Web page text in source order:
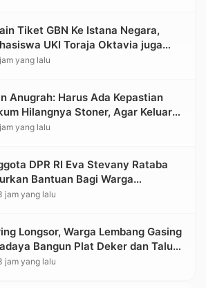
Tiket GBN Ke Istana Negara,
UKI Toraja Oktavia juga
ke Pekan Seni Mahasiswa
yang lalu
Anugrah: Harus Ada Kepastian
Hilangnya Stoner, Agar Keluarga
Larut dalam Trauma dan
yang lalu
DPR RI Eva Stevany Rataba
Bantuan Bagi Warga
Longsor di Buntu Pepasan
jam yang lalu
Longsor, Warga Lembang Gasing
Bangun Plat Deker dan Talut
Penghubung Antar Lembang
jam yang lalu